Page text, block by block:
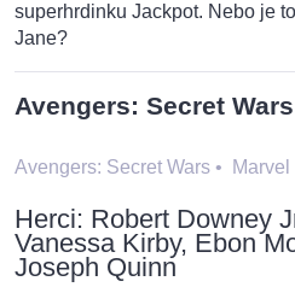
superhrdinku Jackpot. Nebo je
Jane?
Avengers: Secret Wars
Avengers: Secret Wars •
Herci: Robert Downey
Vanessa Kirby, Ebon
Joseph Quinn